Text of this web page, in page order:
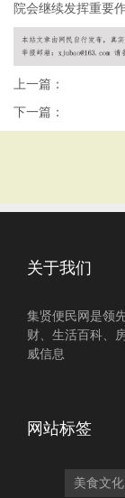
院会继续发挥重要
上一篇：
下一篇：
关于我们
集贤便民网是领
财、生活百科、
威信息
网站标签
美食文化